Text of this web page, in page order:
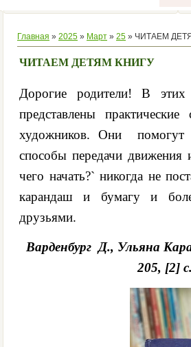
Главная » 2025 » Март » 25 » ЧИТАЕМ
ЧИТАЕМ ДЕТЯМ КНИГУ
Дорогие родители! В
представлены
художников. Они помогут
способы передачи движения
чего начать?` никогда не
карандаш и бумагу и
друзьями.
Варденбург Д., Ульяна
205, [2]